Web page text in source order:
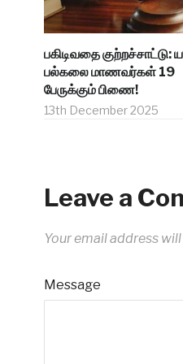
பகிடிவதை குற்றச்சாட்டு:
பல்கலை மாணவர்கள் 19
பேருக்கும் பிணை!
13th December 2025
Leave a
Your email address
Message